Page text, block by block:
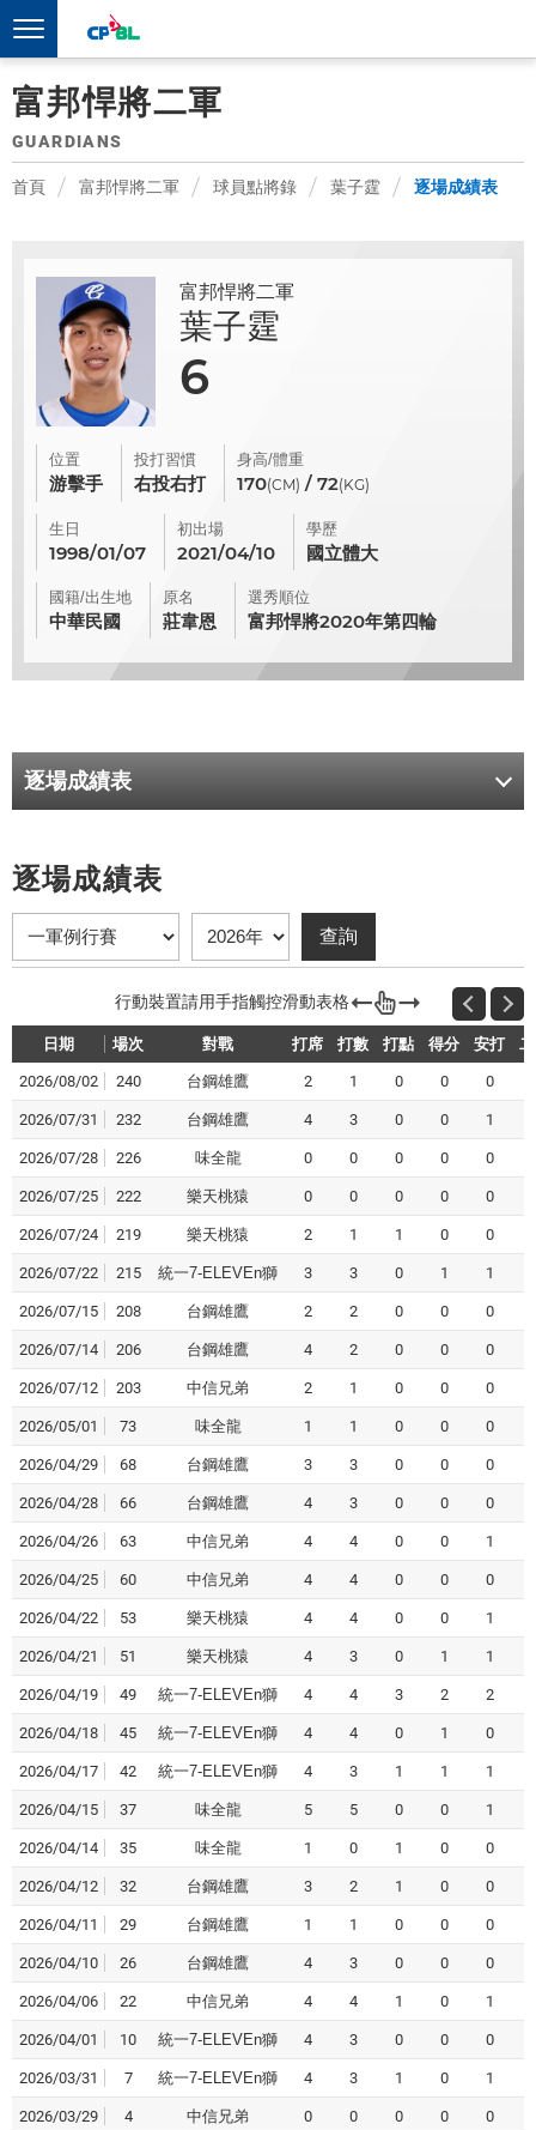
富邦悍將二軍
GUARDIANS
首頁 富邦悍將二軍 球員點將錄 葉子霆 逐場成績表
富邦悍將二軍
葉子霆
6
位置
游擊手
投打習慣
右投右打
身高/體重
170(CM) / 72(KG)
生日
1998/01/07
初出場
2021/04/10
學歷
國立體大
國籍/出生地
中華民國
原名
莊韋恩
選秀順位
富邦悍將2020年第四輪
逐場成績表
逐場成績表
日期 場次 對戰 打席 打數 打點 得分 安打
2026/08/02 240 台鋼雄鷹 2 1 0 0 0
2026/07/31 232 台鋼雄鷹 4 3 0 0 1
2026/07/28 226 味全龍 0 0 0 0 0
2026/07/25 222 樂天桃猿 0 0 0 0 0
2026/07/24 219 樂天桃猿 2 1 1 0 0
2026/07/22 215 統一7-ELEVEn獅 3 3 0 1 1
2026/07/15 208 台鋼雄鷹 2 2 0 0 0
2026/07/14 206 台鋼雄鷹 4 2 0 0 0
2026/07/12 203 中信兄弟 2 1 0 0 0
2026/05/01 73 味全龍 1 1 0 0 0
2026/04/29 68 台鋼雄鷹 3 3 0 0 0
2026/04/28 66 台鋼雄鷹 4 3 0 0 0
2026/04/26 63 中信兄弟 4 4 0 0 1
2026/04/25 60 中信兄弟 4 4 0 0 0
2026/04/22 53 樂天桃猿 4 4 0 0 1
2026/04/21 51 樂天桃猿 4 3 0 1 1
2026/04/19 49 統一7-ELEVEn獅 4 4 3 2 2
2026/04/18 45 統一7-ELEVEn獅 4 4 0 1 0
2026/04/17 42 統一7-ELEVEn獅 4 3 1 1 1
2026/04/15 37 味全龍 5 5 0 0 1
2026/04/14 35 味全龍 1 0 1 0 0
2026/04/12 32 台鋼雄鷹 3 2 1 0 0
2026/04/11 29 台鋼雄鷹 1 1 0 0 0
2026/04/10 26 台鋼雄鷹 4 3 0 0 0
2026/04/06 22 中信兄弟 4 4 1 0 1
2026/04/01 10 統一7-ELEVEn獅 4 3 0 0 0
2026/03/31 7 統一7-ELEVEn獅 4 3 1 0 1
2026/03/29 4 中信兄弟 0 0 0 0 0